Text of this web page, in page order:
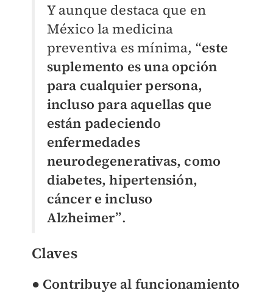
Y aunque destaca que en
México la medicina
preventiva es mínima, “este
suplemento es una opción
para cualquier persona,
incluso para aquellas que
están padeciendo
enfermedades
neurodegenerativas, como
diabetes, hipertensión,
cáncer e incluso
Alzheimer”.
Claves
● Contribuye al funcionamiento